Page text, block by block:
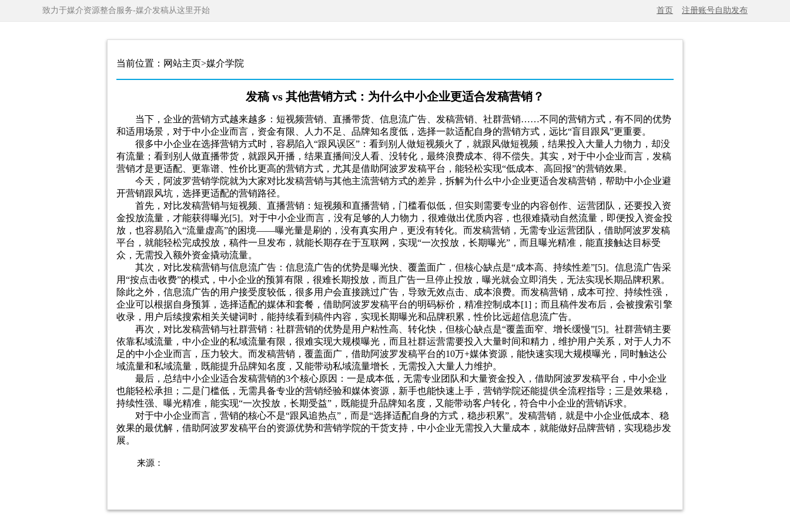
致力于媒介资源整合服务-媒介发稿从这里开始 首页 注册账号自助发布
当前位置：网站主页>媒介学院
发稿 vs 其他营销方式：为什么中小企业更适合发稿营销？
当下，企业的营销方式越来越多：短视频营销、直播带货、信息流广告、发稿营销、社群营销……不同的营销方式，有不同的优势
和适用场景，对于中小企业而言，资金有限、人力不足、品牌知名度低，选择一款适配自身的营销方式，远比“盲目跟风”更重要。
很多中小企业在选择营销方式时，容易陷入“跟风误区”：看到别人做短视频火了，就跟风做短视频，结果投入大量人力物力，却没
有流量；看到别人做直播带货，就跟风开播，结果直播间没人看、没转化，最终浪费成本、得不偿失。其实，对于中小企业而言，发稿
营销才是更适配、更靠谱、性价比更高的营销方式，尤其是借助阿波罗发稿平台，能轻松实现“低成本、高回报”的营销效果。
今天，阿波罗营销学院就为大家对比发稿营销与其他主流营销方式的差异，拆解为什么中小企业更适合发稿营销，帮助中小企业避
开营销跟风坑，选择更适配的营销路径。
首先，对比发稿营销与短视频、直播营销：短视频和直播营销，门槛看似低，但实则需要专业的内容创作、运营团队，还要投入资
金投放流量，才能获得曝光[5]。对于中小企业而言，没有足够的人力物力，很难做出优质内容，也很难撬动自然流量，即便投入资金投
放，也容易陷入“流量虚高”的困境——曝光量是刷的，没有真实用户，更没有转化。而发稿营销，无需专业运营团队，借助阿波罗发稿
平台，就能轻松完成投放，稿件一旦发布，就能长期存在于互联网，实现“一次投放，长期曝光”，而且曝光精准，能直接触达目标受
众，无需投入额外资金撬动流量。
其次，对比发稿营销与信息流广告：信息流广告的优势是曝光快、覆盖面广，但核心缺点是“成本高、持续性差”[5]。信息流广告采
用“按点击收费”的模式，中小企业的预算有限，很难长期投放，而且广告一旦停止投放，曝光就会立即消失，无法实现长期品牌积累。
除此之外，信息流广告的用户接受度较低，很多用户会直接跳过广告，导致无效点击、成本浪费。而发稿营销，成本可控、持续性强，
企业可以根据自身预算，选择适配的媒体和套餐，借助阿波罗发稿平台的明码标价，精准控制成本[1]；而且稿件发布后，会被搜索引擎
收录，用户后续搜索相关关键词时，能持续看到稿件内容，实现长期曝光和品牌积累，性价比远超信息流广告。
再次，对比发稿营销与社群营销：社群营销的优势是用户粘性高、转化快，但核心缺点是“覆盖面窄、增长缓慢”[5]。社群营销主要
依靠私域流量，中小企业的私域流量有限，很难实现大规模曝光，而且社群运营需要投入大量时间和精力，维护用户关系，对于人力不
足的中小企业而言，压力较大。而发稿营销，覆盖面广，借助阿波罗发稿平台的10万+媒体资源，能快速实现大规模曝光，同时触达公
域流量和私域流量，既能提升品牌知名度，又能带动私域流量增长，无需投入大量人力维护。
最后，总结中小企业适合发稿营销的3个核心原因：一是成本低，无需专业团队和大量资金投入，借助阿波罗发稿平台，中小企业
也能轻松承担；二是门槛低，无需具备专业的营销经验和媒体资源，新手也能快速上手，营销学院还能提供全流程指导；三是效果稳，
持续性强、曝光精准，能实现“一次投放，长期受益”，既能提升品牌知名度，又能带动客户转化，符合中小企业的营销诉求。
对于中小企业而言，营销的核心不是“跟风追热点”，而是“选择适配自身的方式，稳步积累”。发稿营销，就是中小企业低成本、稳
效果的最优解，借助阿波罗发稿平台的资源优势和营销学院的干货支持，中小企业无需投入大量成本，就能做好品牌营销，实现稳步发
展。
来源：